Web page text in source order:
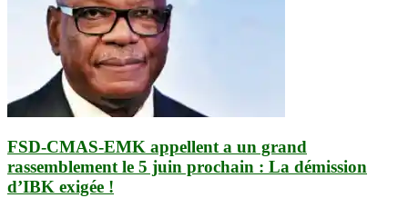
FSD-CMAS-EMK appellent a un grand
rassemblement le 5 juin prochain : La démission
d’IBK exigée !